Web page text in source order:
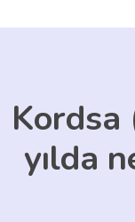
Kordsa
yılda